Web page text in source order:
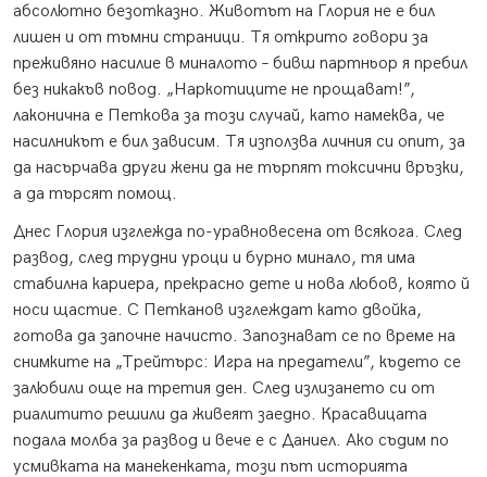
абсолютно безотказно. Животът на Глория не е бил
лишен и от тъмни страници. Тя открито говори за
преживяно насилие в миналото – бивш партньор я пребил
без никакъв повод. „Наркотиците не прощават!”,
лаконична е Петкова за този случай, като намеква, че
насилникът е бил зависим. Тя използва личния си опит, за
да насърчава други жени да не търпят токсични връзки,
а да търсят помощ.
Днес Глория изглежда по-уравновесена от всякога. След
развод, след трудни уроци и бурно минало, тя има
стабилна кариера, прекрасно дете и нова любов, която й
носи щастие. С Петканов изглеждат като двойка,
готова да започне начисто. Запознават се по време на
снимките на „Трейтърс: Игра на предатели”, където се
залюбили още на третия ден. След излизането си от
риалитито решили да живеят заедно. Красавицата
подала молба за развод и вече е с Даниел. Ако съдим по
усмивката на манекенката, този път историята